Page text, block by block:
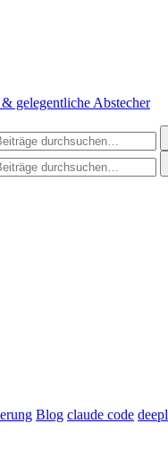
gelegentliche Abstecher
Blog claude code deepl